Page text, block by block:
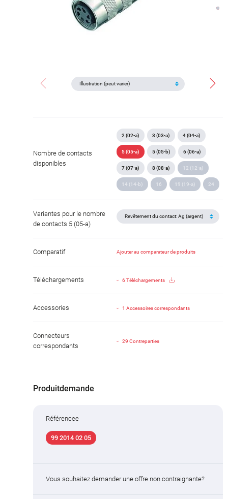
Nombre de contacts
disponibles
2 (02-a) 3 (03-a) 4 (04-a)
5 (05-a) 5 (05-b) 6 (06-a)
7 (07-a) 8 (08-a) 12 (12-a)
14 (14-b) 16 19 (19-a) 24
Variantes pour le nombre
de contacts 5 (05-a)
Comparatif Ajouter au comparateur de produits
Téléchargements 6 Téléchargements
Accessories 1 Accessoires correspondants
Connecteurs
correspondants
29 Contreparties
Produitdemande
Référencee
99 2014 02 05
Vous souhaitez demander une offre non contraignante?